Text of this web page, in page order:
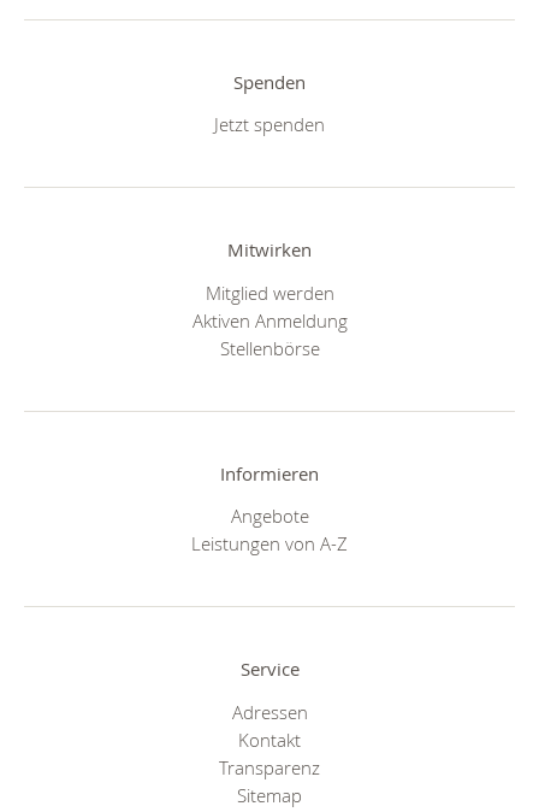
Spenden
Jetzt spenden
Mitwirken
Mitglied werden
Aktiven Anmeldung
Stellenbörse
Informieren
Angebote
Leistungen von A-Z
Service
Adressen
Kontakt
Transparenz
Sitemap